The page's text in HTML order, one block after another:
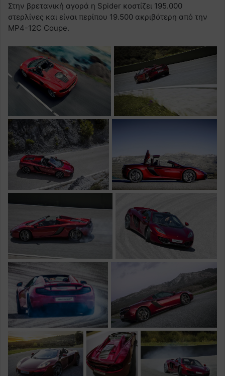
Στην βρετανική αγορά η Spider κοστίζει 195.000
στερλίνες και είναι περίπου 19.500 ακριβότερη από την
MP4-12C Coupe.